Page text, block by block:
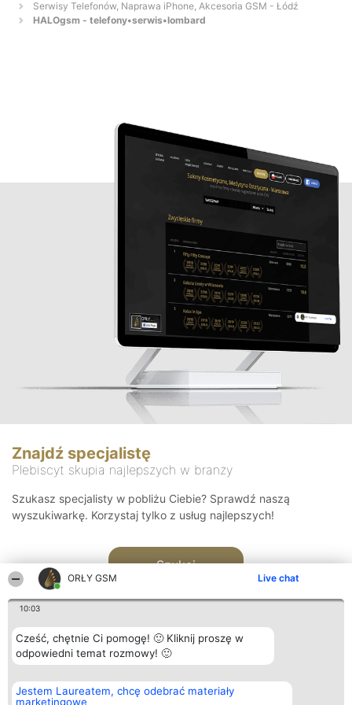
ORŁY GSM Live chat
10:03
Cześć, chętnie Ci pomogę! 🙂 Kliknij proszę w
odpowiedni temat rozmowy! 🙂
Jestem Laureatem, chcę odebrać materiały
marketingowe
Serwisy Telefonów, Naprawa iPhone, Akcesoria GSM - Łódź
HALOgsm - telefony•serwis•lombard
Znajdź specjalistę
Plebiscyt skupia najlepszych w branży
Szukasz specjalisty w pobliżu Ciebie? Sprawdź naszą
wyszukiwarkę. Korzystaj tylko z usług najlepszych!
Szukaj
Organizator plebiscytu
Bright Side Solutions sp. z o.
Plebiscyt
Laureaci
Kontakt
Kontakt